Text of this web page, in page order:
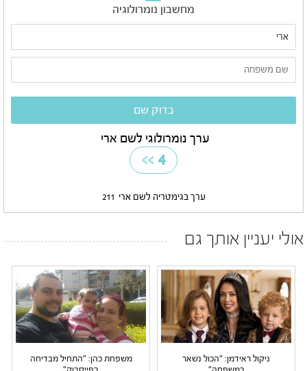
מחשבון נומרולוגיה
ערך נומרולוגי לשם ארי
4
>>
ערך בגימטריה לשם ארי 211
אולי יעניין אותך גם
ניקול ראידמן: "הכול נשאר
משפחת כהן: "התחיל מבדיחה